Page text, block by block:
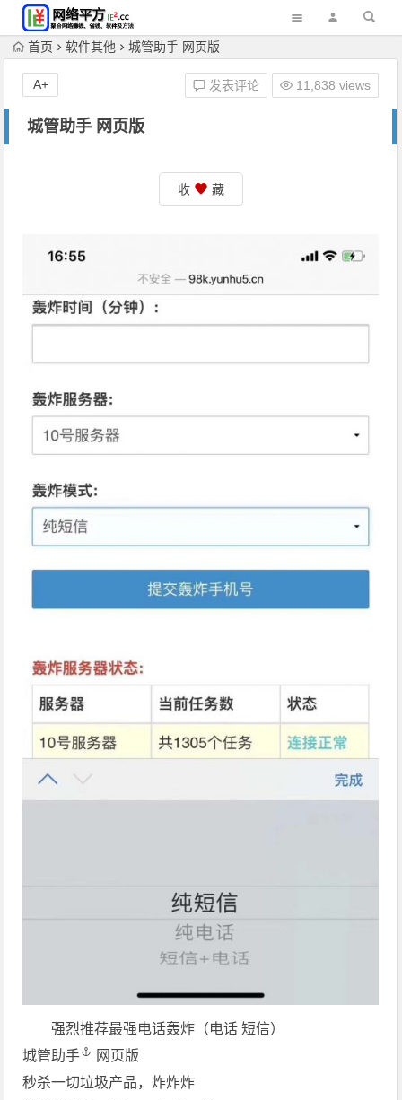
首页 软件其他 城管助手 网页版
城管助手 网页版
发表评论 11,838 views
A+
收 藏
强烈推荐最强电话轰炸（电话 短信）
城管助手
网页版
秒杀一切垃圾产品，炸炸炸